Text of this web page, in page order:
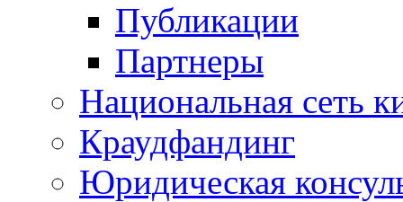
Публикации
Партнеры
Национальная сеть
Краудфандинг
Юридическая